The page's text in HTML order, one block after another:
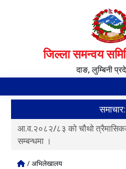
जिल्ला समन्वय
दाङ, लुम्बिनी
समाचार:
आ.व.२०८२/८३ को चौथो
सम्बन्धमा ।
/ अभिलेखालय